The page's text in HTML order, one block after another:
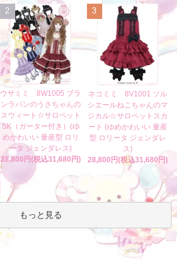
2
ウサミミ 8W1005 ブラ
ンラパンのうさちゃんの
スウィート☆サロペット
SK（ガーター付き）(ゆ
めかわいい 量産型 ロリ
ータ ジェンダレス)
28,800円(税込31,680円)
3
ネコミミ 8V1001 ソル
シエールねこちゃんのマ
ジカル☆サロペットスカ
ート (ゆめかわいい 量産
型 ロリータ ジェンダレ
ス)
28,800円(税込31,680円)
もっと見る